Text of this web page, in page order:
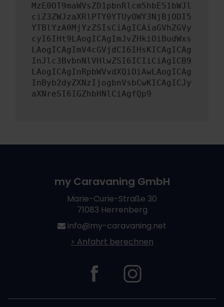
MzE0OT9maWVsZD1pbnRlcm5hbE51bWJl
ciZ3ZWJzaXRlPTY0YTUyOWY3NjBjODI5
YTBlYzA0MjYzZSIsCiAgICAiaGVhZGVy
cyI6IHt9LAogICAgImJvZHkiOiBudWxs
LAogICAgImV4cGVjdCI6IHsKICAgICAg
InJlc3BvbnNlVHlwZSI6ICIiCiAgICB9
LAogICAgInRpbWVvdXQiOiAwLAogICAg
InByb2dyZXNzIjogbnVsbCwKICAgICJy
aXNreSI6IGZhbHNlCiAgfQp9
my Caravaning GmbH
Marie-Curie-Straße 30
71083 Herrenberg
info@my-caravaning.net
> Anfahrt berechnen